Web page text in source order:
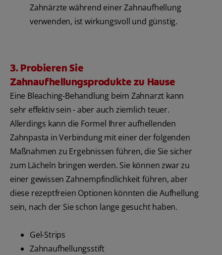
Zahnärzte während einer Zahnaufhellung
verwenden, ist wirkungsvoll und günstig.
3. Probieren Sie
Zahnaufhellungsprodukte zu Hause
Eine Bleaching-Behandlung beim Zahnarzt kann
sehr effektiv sein - aber auch ziemlich teuer.
Allerdings kann die Formel Ihrer aufhellenden
Zahnpasta in Verbindung mit einer der folgenden
Maßnahmen zu Ergebnissen führen, die Sie sicher
zum Lächeln bringen werden. Sie können zwar zu
einer gewissen Zahnempfindlichkeit führen, aber
diese rezeptfreien Optionen könnten die Aufhellung
sein, nach der Sie schon lange gesucht haben.
Gel-Strips
Zahnaufhellungsstift